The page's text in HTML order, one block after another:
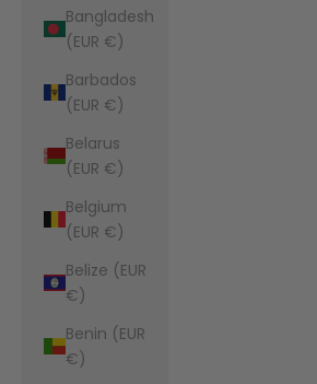
Bangladesh
(EUR €)
Barbados
(EUR €)
Belarus
(EUR €)
Belgium
(EUR €)
Belize (EUR
€)
Benin (EUR
€)